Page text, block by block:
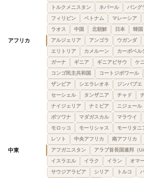
トルクメニスタン
ネパール バング
フィリピン
ベトナム マレーシア
ラオス
中国 北朝鮮 日本 韓国
アフリカ アルジェリア アンゴラ ウガンダ
エリトリア
カメルーン カーボベル
ガーナ
ギニア ギニアビサウ ケ
コンゴ民主共和国
コートジボワール
ザンビア
シエラレオネ ジンバブエ
セーシェル
タンザニア チャド
ナイジェリア
ナミビア ニジェール
ボツワナ
マダガスカル マラウイ
モロッコ
モーリシャス モーリタニ
レソト
中央アフリカ 南アフリカ
中東 アフガニスタン アラブ首長国連邦（
イスラエル
イラク イラン オマ
サウジアラビア
シリア トルコ